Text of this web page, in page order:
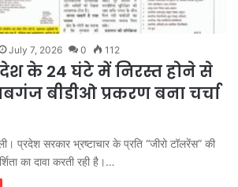
July 7, 2026 0 112
के 24 घंटे में निरस्त होने से
बीडीओ प्रकरण बना चर्चा
प्रदेश सरकार भ्रष्टाचार के प्रति “जीरो टॉलरेंस” की
का दावा करती रही है।…